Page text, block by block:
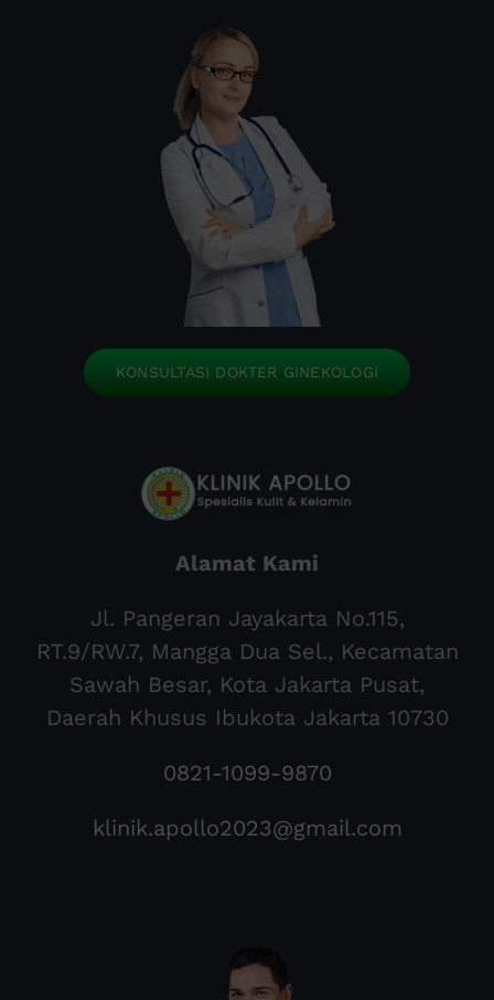
KONSULTASI DOKTER GINEKOLOGI
Alamat Kami
Jl. Pangeran Jayakarta No.115,
RT.9/RW.7, Mangga Dua Sel., Kecamatan
Sawah Besar, Kota Jakarta Pusat,
Daerah Khusus Ibukota Jakarta 10730
0821-1099-9870
klinik.apollo2023@gmail.com